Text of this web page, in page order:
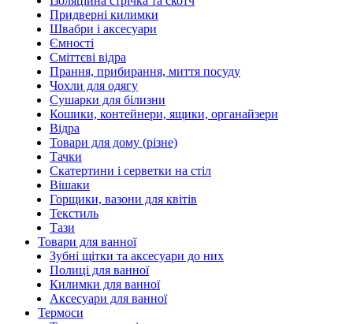
Придверні килимки
Швабри і аксесуари
Ємності
Сміттєві відра
Прання, прибирання, миття посуду
Чохли для одягу
Сушарки для білизни
Кошики, контейнери, ящики, органайзери
Відра
Товари для дому (різне)
Тачки
Скатертини і серветки на стіл
Вішаки
Горщики, вазони для квітів
Текстиль
Тази
Товари для ванної
Зубні щітки та аксесуари до них
Полиці для ванної
Килимки для ванної
Аксесуари для ванної
Термоси